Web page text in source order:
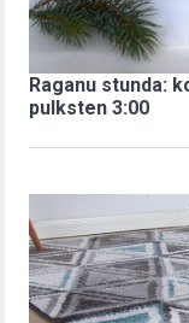
Raganu stunda:
pulksten 3:00